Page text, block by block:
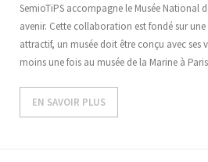
SemioTiPS accompagne le Musée National
avenir. Cette collaboration est fondé sur
attractif, un musée doit être conçu avec ses
moins une fois au musée de la Marine à
EN SAVOIR PLUS